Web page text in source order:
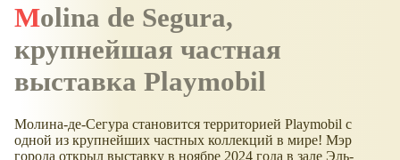
Molina de Segura,
крупнейшая частная
выставка Playmobil
Молина-де-Сегура становится территорией Playmobil с
одной из крупнейших частных коллекций в мире! Мэр
города открыл выставку в ноябре 2024 года в зале Эль-